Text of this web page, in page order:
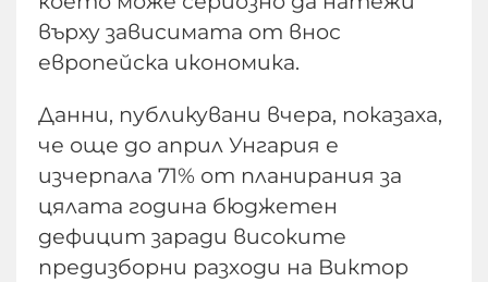
върху зависимата от внос
европейска икономика.
Данни, публикувани вчера, показаха,
че още до април Унгария е
изчерпала 71% от планирания за
цялата година бюджетен
дефицит заради високите
предизборни разходи на Виктор